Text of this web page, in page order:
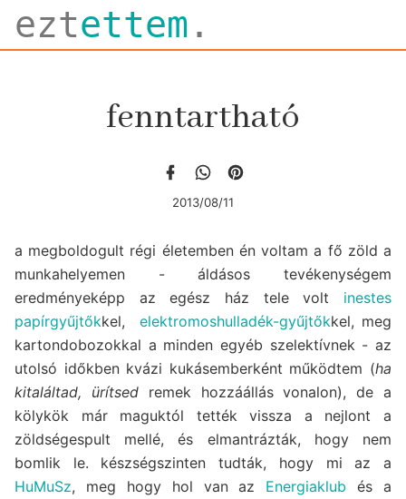
eztettem .
fenntartható
2013/08/11
a megboldogult régi életemben én voltam a fő zöld a
munkahelyemen - áldásos tevékenységem
eredményeképp az egész ház tele volt inestes
papírgyűjtőkkel, elektromoshulladék-gyűjtőkkel, meg
kartondobozokkal a minden egyéb szelektívnek - az
utolsó időkben kvázi kukásemberként működtem (ha
kitaláltad, ürítsedremek hozzáállás vonalon), de a
kölykök már maguktól tették vissza a nejlont a
zöldségespult mellé, és elmantrázták, hogy nem
bomlik le. készségszinten tudták, hogy mi az a
HuMuSz, meg hogy hol van az Energiaklub és a